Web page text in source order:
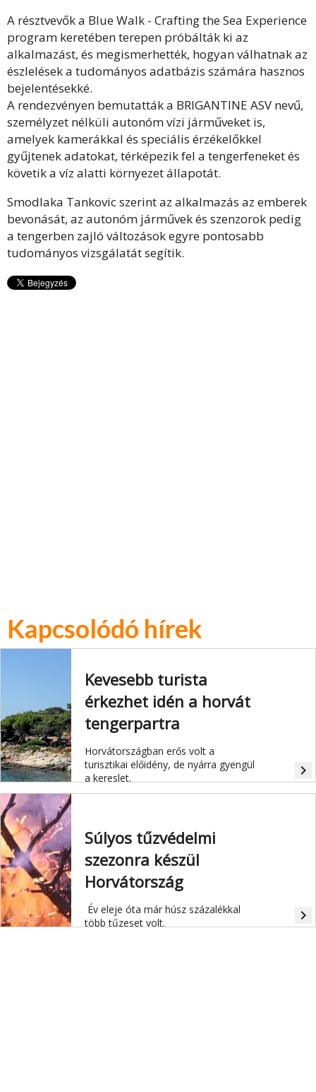
A résztvevők a Blue Walk - Crafting the Sea Experience
program keretében terepen próbálták ki az
alkalmazást, és megismerhették, hogyan válhatnak az
észlelések a tudományos adatbázis számára hasznos
bejelentésekké.
A rendezvényen bemutatták a BRIGANTINE ASV nevű,
személyzet nélküli autonóm vízi járműveket is,
amelyek kamerákkal és speciális érzékelőkkel
gyűjtenek adatokat, térképezik fel a tengerfeneket és
követik a víz alatti környezet állapotát.
Smodlaka Tankovic szerint az alkalmazás az emberek
bevonását, az autonóm járművek és szenzorok pedig
a tengerben zajló változások egyre pontosabb
tudományos vizsgálatát segítik.
Kapcsolódó hírek
Kevesebb turista
érkezhet idén a horvát
tengerpartra
Horvátországban erős volt a
turisztikai előidény, de nyárra gyengül
a kereslet.
navigate_next
Súlyos tűzvédelmi
szezonra készül
Horvátország
Év eleje óta már húsz százalékkal
több tűzeset volt.
navigate_next